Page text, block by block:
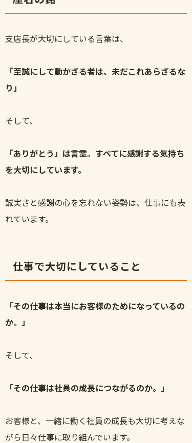
支店長が大切にしている言葉は、
「至誠にして動かざる者は、未だこれあらざるな
り」
そして、
「ありがとう」は言霊。すべてに感謝する気持ち
を大切にしています。
誠実さと感謝の心を忘れない姿勢は、仕事にも表
れています。
仕事で大切にしていること
「その仕事は本当にお客様のためになっているの
か。」
そして、
「その仕事は社員の成長につながるのか。」
お客様と、一緒に働く社員の成長も大切に考えな
がら日々仕事に取り組んでいます。